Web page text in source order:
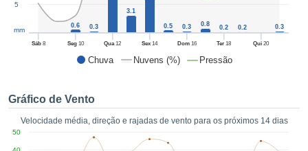
a
o
no
como
Chuva Nuvens (%) Pressão
Sáb8 Seg10 Qua12 Sex 14 Dom16 Ter 18 Qui 20
5
mm
0.6 0.3
3.1
0.5 0.3 0.8 0.2 0.2 0.3
Gráfico de Vento
Velocidade média, direção e rajadas de vento para os próximos 14 dias
50